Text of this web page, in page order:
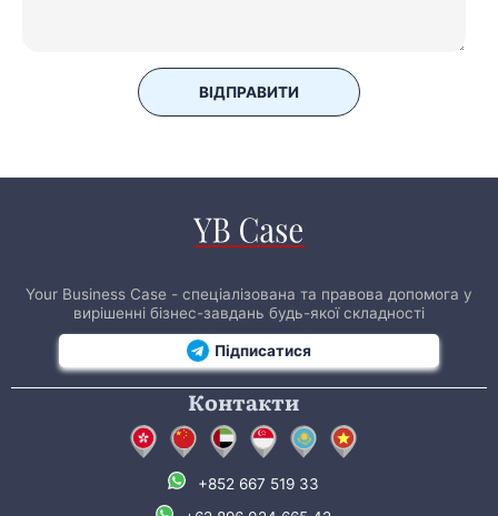
ВІДПРАВИТИ
Your Business Case - спеціалізована та правова допомога у
вирішенні бізнес-завдань будь-якої складності
Підписатися
Контакти
+852 667 519 33